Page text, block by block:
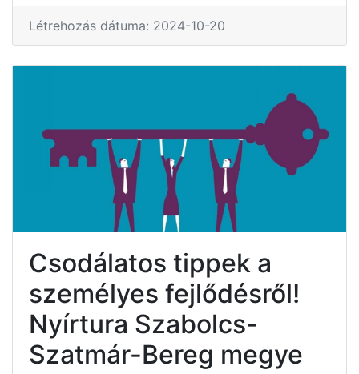
Létrehozás dátuma: 2024-10-20
Csodálatos tippek a
személyes fejlődésről!
Nyírtura Szabolcs-
Szatmár-Bereg megye